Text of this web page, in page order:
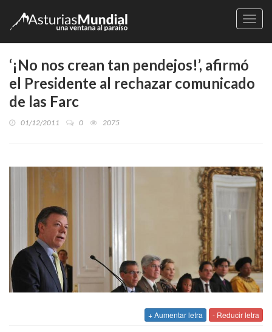
‘¡No nos crean tan pendejos!’, afirmó
el Presidente al rechazar comunicado
de las Farc
01/12/2011 0 2075
+ Aumentar letra - Reducir letra